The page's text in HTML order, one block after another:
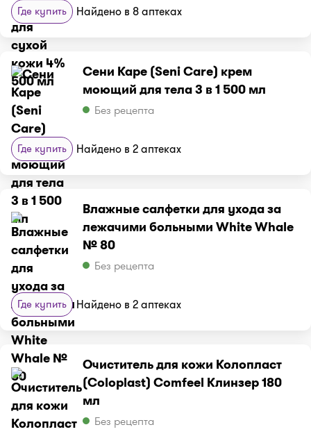
Где купить Найдено в 8 аптеках
Сени Каре (Seni Care) крем
моющий для тела 3 в 1 500 мл
Без рецепта
Где купить Найдено в 2 аптеках
Влажные салфетки для ухода за
лежачими больными White Whale
№ 80
Без рецепта
Где купить Найдено в 2 аптеках
Очиститель для кожи Колопласт
(Coloplast) Comfeel Клинзер 180
мл
Без рецепта